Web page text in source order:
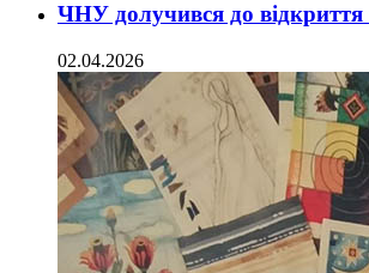
ЧНУ долучився до
02.04.2026